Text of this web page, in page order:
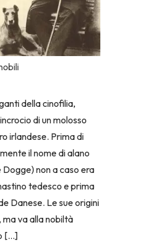
della cinofilia,
di un molosso
irlandese. Prima di
il nome di alano
non a caso era
tedesco e prima
Danese. Le sue origini
va alla nobiltà
[…]